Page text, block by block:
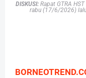
DISKUSI: Rapat GTRA
rabu (17/6/2026)